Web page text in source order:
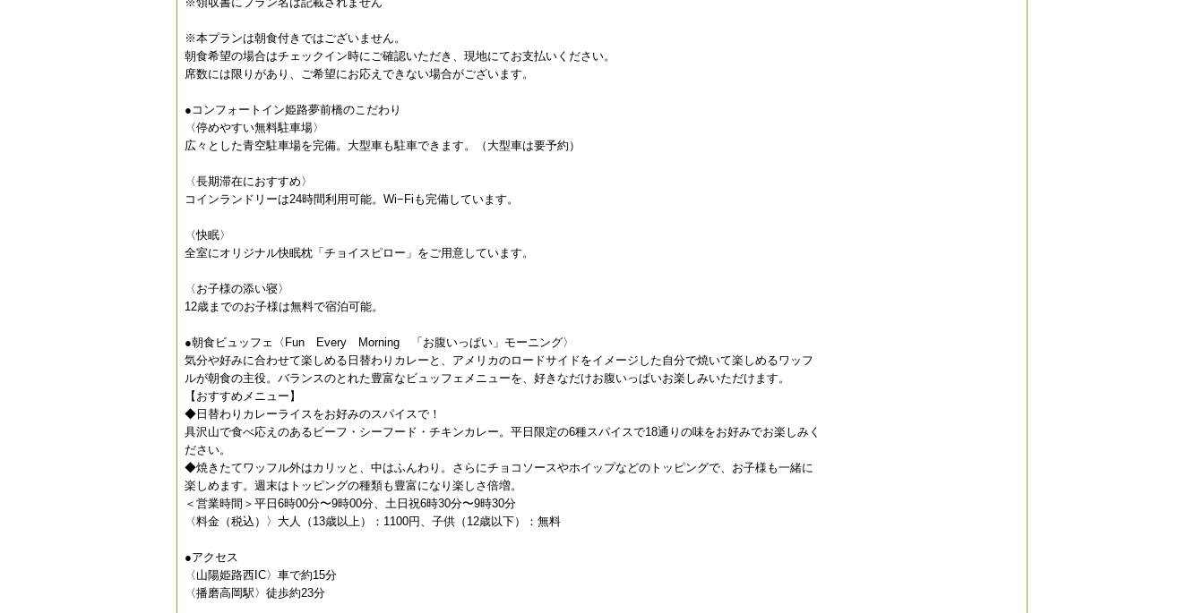
※本プランは朝食付きではございません。
朝食希望の場合はチェックイン時にご確認いただき、現地にてお支払いください。
席数には限りがあり、ご希望にお応えできない場合がございます。
●コンフォートイン姫路夢前橋のこだわり
〈停めやすい無料駐車場〉
広々とした青空駐車場を完備。大型車も駐車できます。（大型車は要予約）
〈長期滞在におすすめ〉
コインランドリーは24時間利用可能。Wi−Fiも完備しています。
〈快眠〉
全室にオリジナル快眠枕「チョイスピロー」をご用意しています。
〈お子様の添い寝〉
12歳までのお子様は無料で宿泊可能。
●朝食ビュッフェ〈Fun Every Morning 「お腹いっぱい」モーニング〉
気分や好みに合わせて楽しめる日替わりカレーと、アメリカのロードサイドをイメージした自分で焼いて楽しめるワッフ
ルが朝食の主役。バランスのとれた豊富なビュッフェメニューを、好きなだけお腹いっぱいお楽しみいただけます。
【おすすめメニュー】
◆日替わりカレーライスをお好みのスパイスで！
具沢山で食べ応えのあるビーフ・シーフード・チキンカレー。平日限定の6種スパイスで18通りの味をお好みでお楽しみく
ださい。
◆焼きたてワッフル外はカリッと、中はふんわり。さらにチョコソースやホイップなどのトッピングで、お子様も一緒に
楽しめます。週末はトッピングの種類も豊富になり楽しさ倍増。
＜営業時間＞平日6時00分〜9時00分、土日祝6時30分〜9時30分
〈料金（税込）〉大人（13歳以上）：1100円、子供（12歳以下）：無料
●アクセス
〈山陽姫路西IC〉車で約15分
〈播磨高岡駅〉徒歩約23分